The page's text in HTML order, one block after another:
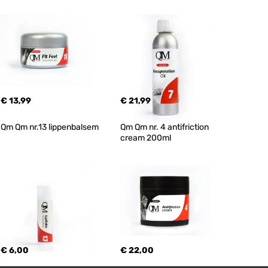
€ 13,99 € 21,99
Qm Qm nr.13 lippenbalsem
€ 6,00
Qm Qm nr. 4 antifriction
cream 200ml
€ 22,00